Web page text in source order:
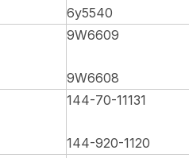
6y5540
9W6609
9W6608
144-70-11131
144-920-1120